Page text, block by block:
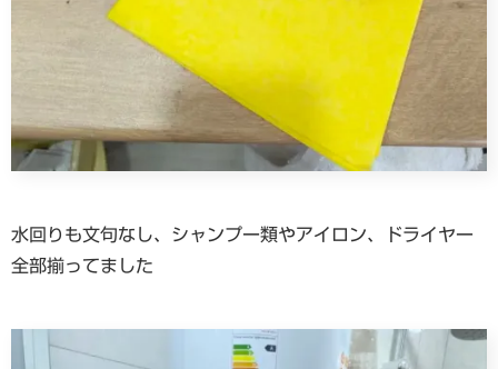
水回りも文句なし、シャンプー類やアイロン、ドライヤー
全部揃ってました